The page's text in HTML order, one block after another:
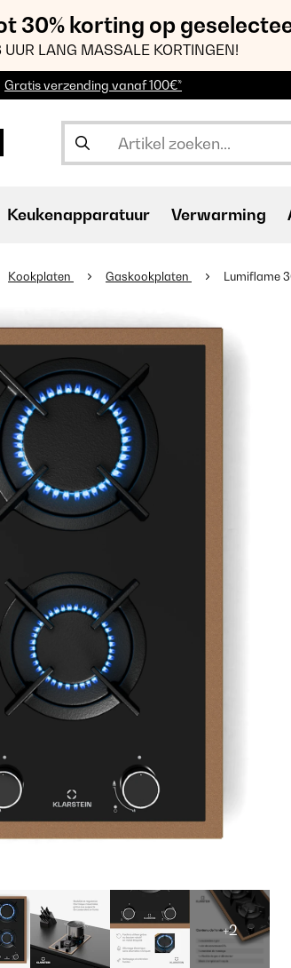
30% korting op
UUR LANG MASSALE KORTINGEN!
Gratis verzending vanaf 100€*
Keukenapparatuur Verwarming
Kookplaten Gaskookplaten Lumiflame
+2